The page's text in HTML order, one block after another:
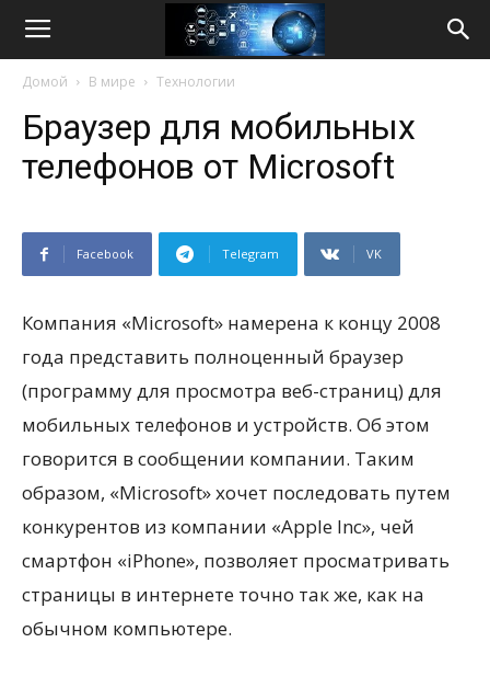
Life
Домой В мире Технологии
Браузер для мобильных
телефонов от Microsoft
Facebook Telegram VK
Компания «Microsoft» намерена к концу 2008
года представить полноценный браузер
(программу для просмотра веб-страниц) для
мобильных телефонов и устройств. Об этом
говорится в сообщении компании. Таким
образом, «Microsoft» хочет последовать путем
конкурентов из компании «Apple Inc», чей
смартфон «iPhone», позволяет просматривать
страницы в интернете точно так же, как на
обычном компьютере.